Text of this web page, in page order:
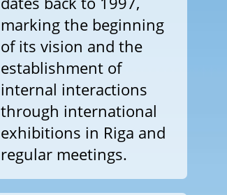
marking the beginning
of its vision and the
establishment of
internal interactions
through international
exhibitions in Riga and
regular meetings.